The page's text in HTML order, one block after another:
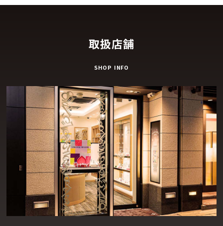
取扱店舗
SHOP INFO